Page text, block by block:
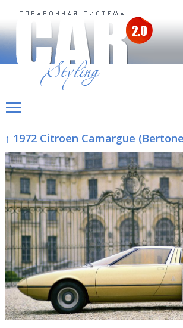
↑ 1972 Citroen Camargue